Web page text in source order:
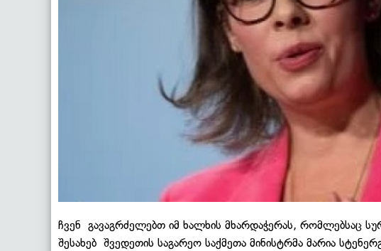
ჩვენ გავაგრძელებთ იმ ხალხის მხარდაჭერას, რომლებსაც
შესახებ შვედეთის საგარეო საქმეთა მინისტრმა მარია